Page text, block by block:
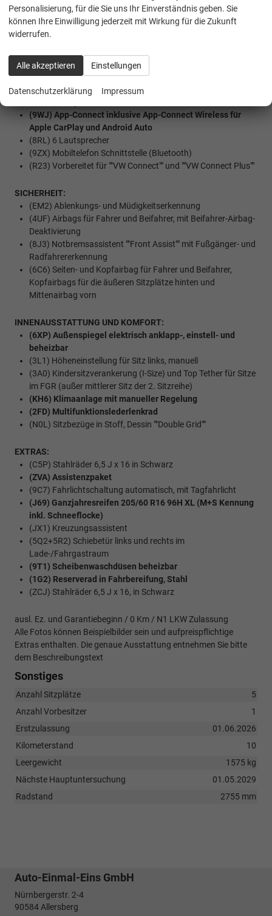
Werksanschlussgarantie auf 5 Jahre / max. 200.000 Km
MULTIMEDIA UND KOMMUNIKATION:
Farbdisplay
(QV3) Digitaler Radioempfang DAB+
(U9G) Extern, USB Typ-C Datenbuchse(n) mit erhöhter
(9WJ) App-Connect inklusive App-Connect Wireless für
Apple CarPlay und Android Auto
(8RL) 6 Lautsprecher
(9ZX) Mobiltelefon Schnittstelle (Bluetooth)
(R23) Vorbereitet für ""VW Connect"" und ""VW Connect Plus""
SICHERHEIT:
(EM2) Ablenkungs- und Müdigkeitserkennung
(4UF) Airbags für Fahrer und Beifahrer, mit Beifahrer-Airbag-
Deaktivierung
(8J3) Notbremsassistent ""Front Assist"" mit Fußgänger- und
Radfahrererkennung
(6C6) Seiten- und Kopfairbag für Fahrer und Beifahrer,
Kopfairbags für die äußeren Sitzplätze hinten und
Mittenairbag vorn
INNENAUSSTATTUNG UND KOMFORT:
(6XP) Außenspiegel elektrisch anklapp-, einstell- und
beheizbar
(3L1) Höheneinstellung für Sitz links, manuell
(3A0) Kindersitzverankerung (I-Size) und Top Tether für Sitze
im FGR (außer mittlerer Sitz der 2. Sitzreihe)
(KH6) Klimaanlage mit manueller Regelung
(2FD) Multifunktionslederlenkrad
(N0L) Sitzbezüge in Stoff, Dessin ""Double Grid""
EXTRAS:
(C5P) Stahlräder 6,5 J x 16 in Schwarz
(ZVA) Assistenzpaket
(9C7) Fahrlichtschaltung automatisch, mit Tagfahrlicht
(J69) Ganzjahresreifen 205/60 R16 96H XL (M+S Kennung
inkl. Schneeflocke)
(JX1) Kreuzungsassistent
(5Q2+5R2) Schiebetür links und rechts im
Lade-/Fahrgastraum
(9T1) Scheibenwaschdüsen beheizbar
(1G2) Reserverad in Fahrbereifung, Stahl
(ZCJ) Stahlräder 6,5 J x 16, in Schwarz
ausl. Ez. und Garantiebeginn / 0 Km / N1 LKW Zulassung
Alle Fotos können Beispielbilder sein und aufpreispflichtige
Extras enthalten. Die genaue Ausstattung entnehmen Sie bitte
dem Beschreibungstext
Sonstiges
Anzahl Sitzplätze
5
Anzahl Vorbesitzer
1
Erstzulassung
01.06.2026
Kilometerstand
10
Leergewicht
1575 kg
Nächste Hauptuntersuchung
01.05.2029
Radstand
2755 mm
Auto-Einmal-Eins GmbH
Nürnbergerstr. 2-4
90584Allersberg
Personalisierung, für die Sie uns Ihr Einverständnis geben. Sie
können Ihre Einwilligung jederzeit mit Wirkung für die Zukunft
widerrufen.
Alle akzeptieren Einstellungen
Datenschutzerklärung Impressum